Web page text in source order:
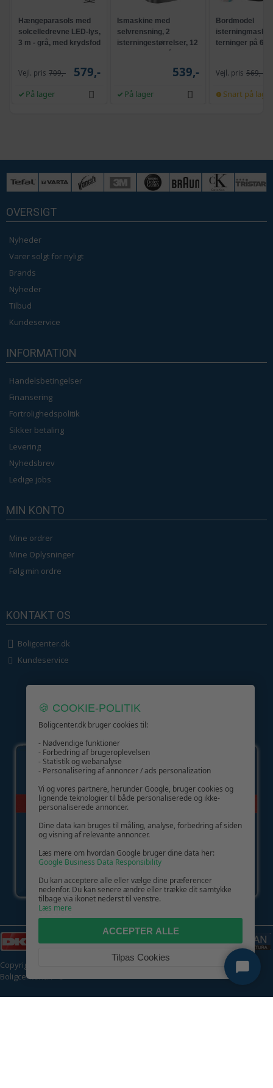
Hængeparasols med
solcelledrevne LED-lys,
3 m - grå, med krydsfod
Vejl. pris 709,- 579,-
På lager
Ismaskine med
selvrensning, 2
isterningestørrelser, 12
539,-
På lager
Bordmodel
terninger på 6
Vejl. pris 569,-
Snart på lager
OVERSIGT
Nyheder
Varer solgt for nyligt
Brands
Nyheder
Tilbud
Kundeservice
INFORMATION
Handelsbetingelser
Finansering
Fortrolighedspolitik
Sikker betaling
Levering
Nyhedsbrev
Ledige jobs
MIN KONTO
Mine ordrer
Mine Oplysninger
Følg min ordre
KONTAKT OS
Boligcenter.dk
Kundeservice
GIV GLÆDE MED ET GAVEKORT!
Copyright © 2026 | CVR: DK41222093 | Alle rettigheder forbeholdes |
Boligcenter.dk 🍪
🍪 COOKIE-POLITIK
Boligcenter.dk bruger cookies til:
- Nødvendige funktioner
- Forbedring af brugeroplevelsen
- Statistik og webanalyse
- Personalisering af annoncer / ads personalization
Vi og vores partnere, herunder Google, bruger cookies og
lignende teknologier til både personaliserede og ikke-
personaliserede annoncer.
Dine data kan bruges til måling, analyse, forbedring af siden
og visning af relevante annoncer.
Læs mere om hvordan Google bruger dine data her:
Google Business Data Responsibility
Du kan acceptere alle eller vælge dine præferencer
nedenfor. Du kan senere ændre eller trække dit samtykke
tilbage via ikonet nederst til venstre.
Læs mere
ACCEPTER ALLE
Tilpas Cookies